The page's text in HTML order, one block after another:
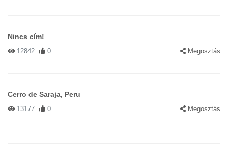
Nincs cím!
12842 0 Megosztás
Cerro de Saraja, Peru
13177 0 Megosztás